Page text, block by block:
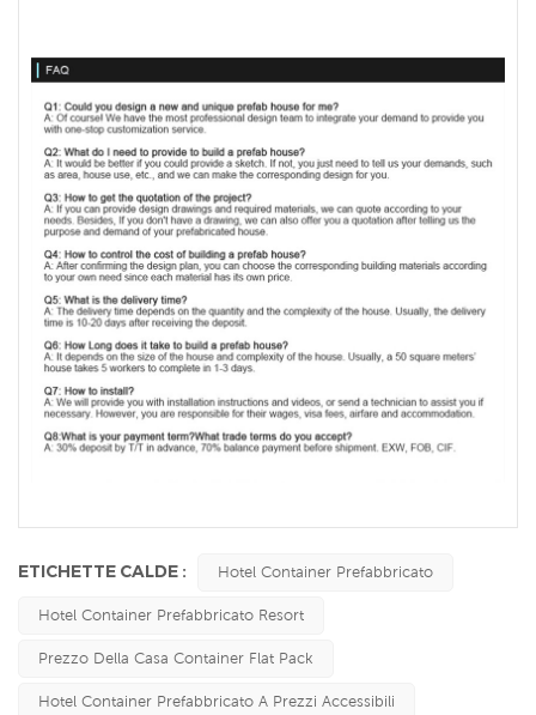
ETICHETTE CALDE : Hotel Container Prefabbricato
Hotel Container Prefabbricato Resort
Prezzo Della Casa Container Flat Pack
Hotel Container Prefabbricato A Prezzi Accessibili